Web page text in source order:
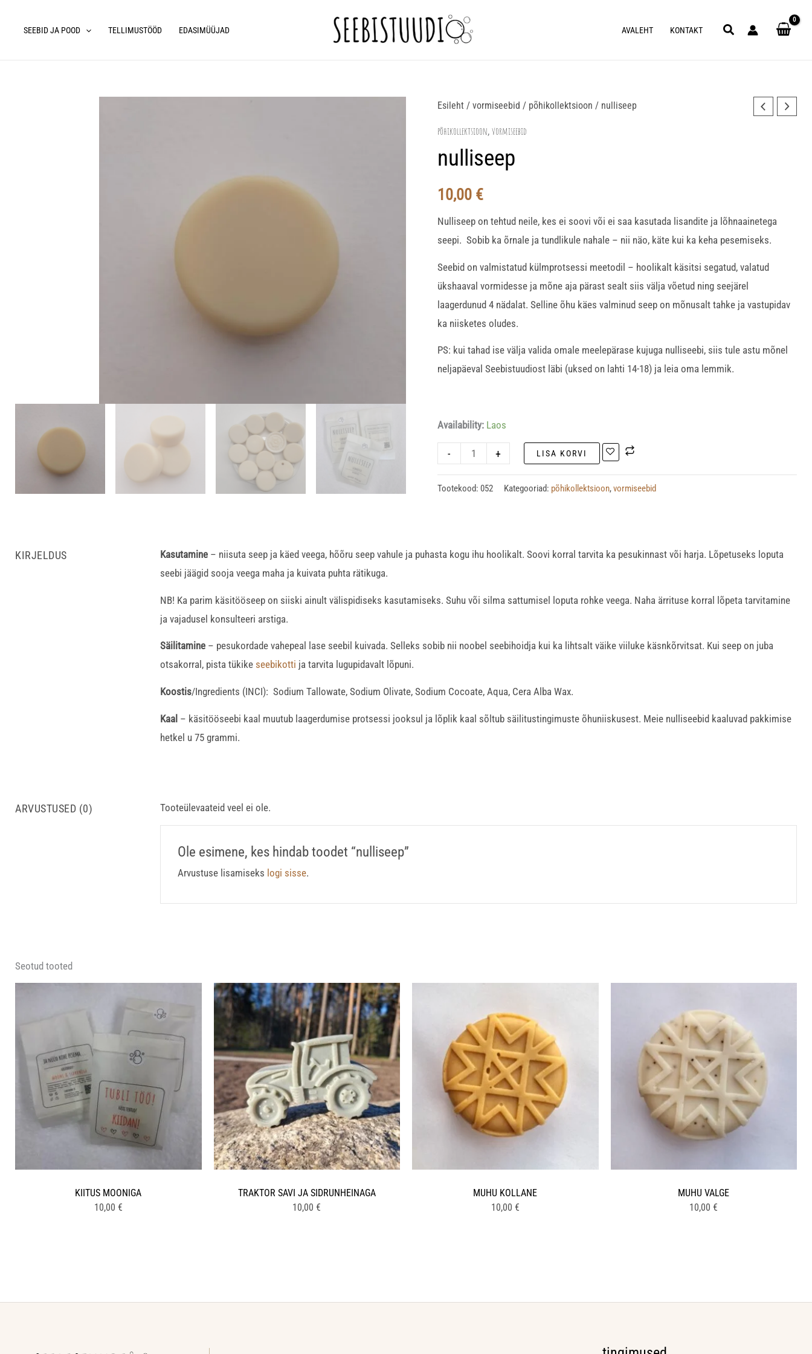
SEEBID JA POOD TELLIMUSTÖÖD EDASIMÜÜJAD AVALEHT KONTAKT Search
Esileht / vormiseebid / põhikollektsioon / nulliseep
põhikollektsioon, vormiseebid
nulliseep
10,00 €
Nulliseep on tehtud neile, kes ei soovi või ei saa kasutada lisandite ja lõhnaainetega
seepi. Sobib ka õrnale ja tundlikule nahale – nii näo, käte kui ka keha pesemiseks.
Seebid on valmistatud külmprotsessi meetodil – hoolikalt käsitsi segatud, valatud
ükshaaval vormidesse ja mõne aja pärast sealt siis välja võetud ning seejärel
laagerdunud 4 nädalat. Selline õhu käes valminud seep on mõnusalt tahke ja vastupidav
ka niisketes oludes.
PS: kui tahad ise välja valida omale meelepärase kujuga nulliseebi, siis tule astu mõnel
neljapäeval Seebistuudiost läbi (uksed on lahti 14-18) ja leia oma lemmik.
Availability: Laos
-
nulliseep
kogus
+ LISA KORVI
Tootekood: 052 Kategooriad: põhikollektsioon,vormiseebid
KIRJELDUS Kasutamine – niisuta seep ja käed veega, hõõru seep vahule ja puhasta kogu ihu hoolikalt. Soovi korral tarvita ka pesukinnast või harja. Lõpetuseks loputa
seebi jäägid sooja veega maha ja kuivata puhta rätikuga.
NB! Ka parim käsitööseep on siiski ainult välispidiseks kasutamiseks. Suhu või silma sattumisel loputa rohke veega. Naha ärrituse korral lõpeta tarvitamine
ja vajadusel konsulteeri arstiga.
Säilitamine – pesukordade vahepeal lase seebil kuivada. Selleks sobib nii noobel seebihoidja kui ka lihtsalt väike viiluke käsnkõrvitsat. Kui seep on juba
otsakorral, pista tükike seebikotti ja tarvita lugupidavalt lõpuni.
Koostis/Ingredients (INCI): Sodium Tallowate, Sodium Olivate, Sodium Cocoate, Aqua, Cera Alba Wax.
Kaal – käsitööseebi kaal muutub laagerdumise protsessi jooksul ja lõplik kaal sõltub säilitustingimuste õhuniiskusest. Meie nulliseebid kaaluvad pakkimise
hetkel u 75 grammi.
ARVUSTUSED (0) Tooteülevaateid veel ei ole.
Ole esimene, kes hindab toodet “nulliseep”
Arvustuse lisamiseks logi sisse.
Seotud tooted
KIITUS MOONIGA
10,00 €
TRAKTOR SAVI JA SIDRUNHEINAGA
10,00€
MUHU KOLLANE
10,00 €
MUHU VALGE
10,00€